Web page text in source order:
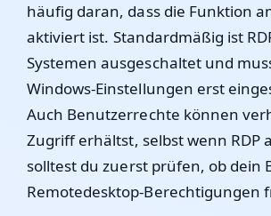
häufig daran, dass die Funktion
aktiviert ist. Standardmäßig ist
Systemen ausgeschaltet und
Windows-Einstellungen erst
Auch Benutzerrechte können
Zugriff erhältst, selbst wenn RDP
solltest du zuerst prüfen, ob dein
Remotedesktop-Berechtigungen